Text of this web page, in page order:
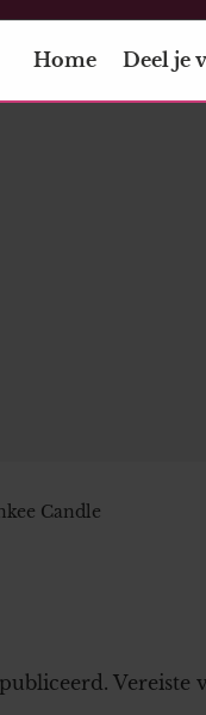
Home Deel je
Candle
Vereiste